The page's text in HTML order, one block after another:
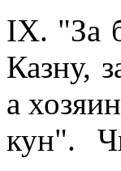
IX. "За
Казну,
а
кун".